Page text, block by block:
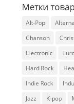
Метки
Alt-Pop
Chanson
Electronic
Hard Rock
Indie Rock
Jazz
K-pop